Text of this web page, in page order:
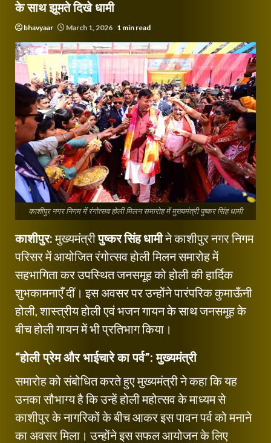
के साथ झूमते दिखे धामी
bhavyaar March 1, 2026 1 min read
काशीपुर नगर निगम में रंगोत्सव होली मिलन समारोह में मुख्यमंत्री पुष्कर सिंह धामी
काशीपुर:मुख्यमंत्रीपुष्कर सिंह धामीने काशीपुर नगर निगम
परिसर में आयोजित रंगोत्सव होली मिलन समारोह में
सहभागिता कर उपस्थित जनसमूह को होली की हार्दिक
शुभकामनाएँ दीं। इस अवसर पर उन्होंने पारंपरिक कुमाऊँनी
होली, शास्त्रीय होली एवं भजन गायन के साथ जनसमूह के
बीच होली गायन में भी प्रतिभाग किया।
“होली प्रेम और भाईचारे का पर्व”: मुख्यमंत्री
समारोह को संबोधित करते हुए मुख्यमंत्री ने कहा कि यह
उनका सौभाग्य है कि उन्हें होली महोत्सव के माध्यम से
काशीपुर के नागरिकों के बीच आकर इस पावन पर्व को मनाने
का अवसर मिला। उन्होंने इस सफल आयोजन के लिए